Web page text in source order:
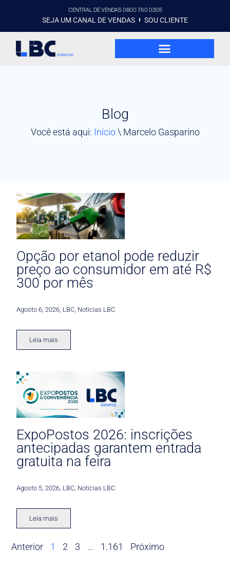
CENTRAL DE VENDAS 0800 760 0305
SEJA UM CANAL DE VENDAS SOU CLIENTE
Blog
Você está aqui: Início\ Marcelo Gasparino
Opção por etanol pode reduzir
preço ao consumidor em até R$
300 por mês
Agosto 6, 2026 LBC Noticias LBC
Leia mais
ExpoPostos 2026: inscrições
antecipadas garantem entrada
gratuita na feira
Agosto 5, 2026 LBC Noticias LBC
Leia mais
Anterior 1 2 3 … 1.161 Próximo